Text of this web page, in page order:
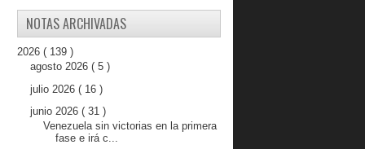
NOTAS ARCHIVADAS
2026 ( 139 )
agosto 2026 ( 5 )
julio 2026 ( 16 )
junio 2026 ( 31 )
Venezuela sin victorias en la primera
fase e irá c...